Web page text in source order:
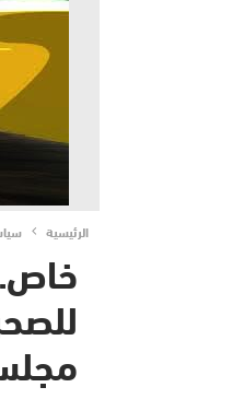
الرئيسية